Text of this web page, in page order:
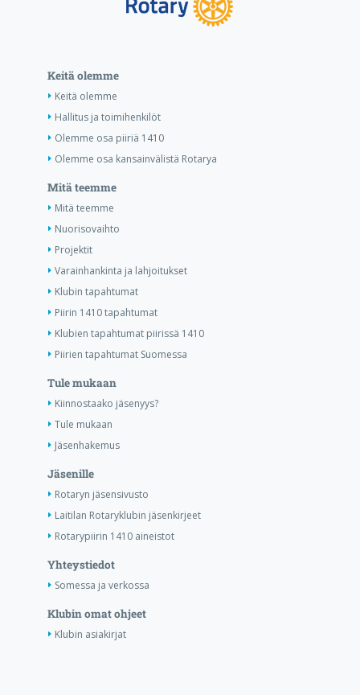
Keitä olemme
Keitä olemme
Hallitus ja toimihenkilöt
Olemme osa piiriä 1410
Olemme osa kansainvälistä Rotarya
Mitä teemme
Mitä teemme
Nuorisovaihto
Projektit
Varainhankinta ja lahjoitukset
Klubin tapahtumat
Piirin 1410 tapahtumat
Klubien tapahtumat piirissä 1410
Piirien tapahtumat Suomessa
Tule mukaan
Kiinnostaako jäsenyys?
Tule mukaan
Jäsenhakemus
Jäsenille
Rotaryn jäsensivusto
Laitilan Rotaryklubin jäsenkirjeet
Rotarypiirin 1410 aineistot
Yhteystiedot
Somessa ja verkossa
Klubin omat ohjeet
Klubin asiakirjat